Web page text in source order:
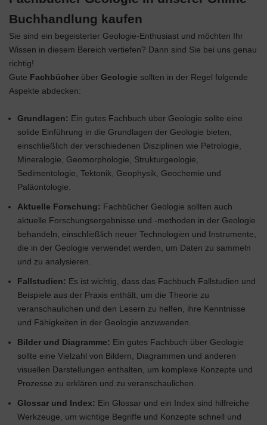
Buchhandlung kaufen
Sie sind ein begeisterter Geologie-Enthusiast und möchten Ihr
Wissen in diesem Bereich vertiefen? Dann sind Sie bei uns genau
richtig!
Gute Fachbücher über Geologie sollten in der Regel folgende
Aspekte abdecken:
Grundlagen: Ein gutes Fachbuch über Geologie sollte eine
solide Einführung in die Grundlagen der Geologie bieten,
einschließlich der verschiedenen Disziplinen wie Petrologie,
Mineralogie, Geomorphologie, Strukturgeologie,
Sedimentologie, Tektonik, Geophysik, Geochemie und
Paläontologie.
Aktuelle Forschung: Fachbücher Geologie sollten auch
aktuelle Forschungsergebnisse und -methoden in der Geologie
behandeln, einschließlich neuer Technologien und Instrumente,
die in der Geologie verwendet werden, um Daten zu sammeln
und zu analysieren.
Fallstudien: Es ist wichtig, dass das Fachbuch Fallstudien und
Beispiele aus der Praxis enthält, um die Theorie zu
veranschaulichen und den Lesern zu helfen, ihre Kenntnisse
und Fähigkeiten in der Geologie anzuwenden.
Bilder und Diagramme: Ein gutes Fachbuch über Geologie
sollte eine Vielzahl von Bildern, Diagrammen und anderen
visuellen Darstellungen enthalten, um komplexe Konzepte und
Prozesse zu erklären und zu veranschaulichen.
Glossar und Index: Ein Glossar und ein Index sind hilfreiche
Werkzeuge, um wichtige Begriffe und Konzepte schnell und